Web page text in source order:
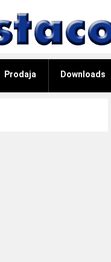
Prodaja Downloads